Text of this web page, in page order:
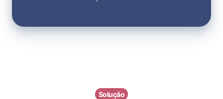
Solução